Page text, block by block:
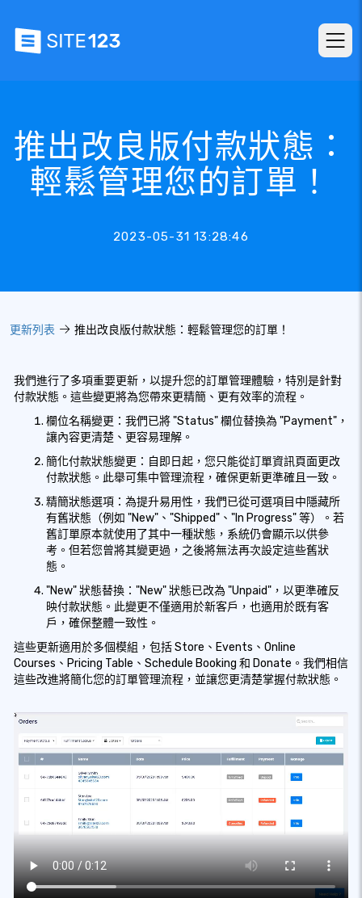
推出改良版付款狀態：
輕鬆管理您的訂單！
2023-05-31 13:28:46
更新列表 推出改良版付款狀態：輕鬆管理您的訂單！
我們進行了多項重要更新，以提升您的訂單管理體驗，特別是針對
付款狀態。這些變更將為您帶來更精簡、更有效率的流程。
欄位名稱變更：我們已將 "Status" 欄位替換為 "Payment"，
讓內容更清楚、更容易理解。
簡化付款狀態變更：自即日起，您只能從訂單資訊頁面更改
付款狀態。此舉可集中管理流程，確保更新更準確且一致。
精簡狀態選項：為提升易用性，我們已從可選項目中隱藏所
有舊狀態（例如 "New"、"Shipped"、"In Progress" 等）。若
舊訂單原本就使用了其中一種狀態，系統仍會顯示以供參
考。但若您曾將其變更過，之後將無法再次設定這些舊狀
態。
"New" 狀態替換："New" 狀態已改為 "Unpaid"，以更準確反
映付款狀態。此變更不僅適用於新客戶，也適用於既有客
戶，確保整體一致性。
這些更新適用於多個模組，包括 Store、Events、Online
Courses、Pricing Table、Schedule Booking 和 Donate。我們相信
這些改進將簡化您的訂單管理流程，並讓您更清楚掌握付款狀態。